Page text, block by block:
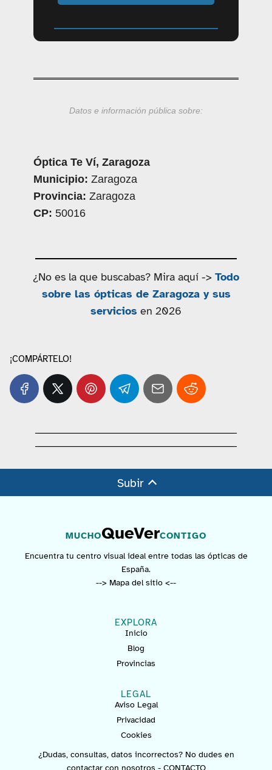
Datos e información pública sobre:
Óptica Te Ví, Zaragoza
Municipio: Zaragoza
Provincia: Zaragoza
CP: 50016
¿No es la que buscabas? Mira aquí -> Todo
sobre las ópticas de Zaragoza y sus
servicios en 2026
¡COMPÁRTELO!
Subir
MUCHOQueVerCONTIGO
Encuentra tu centro visual ideal entre todas las ópticas de
España.
--> Mapa del sitio <--
EXPLORA
Inicio
Blog
Provincias
LEGAL
Aviso Legal
Privacidad
Cookies
¿Dudas, consultas, datos incorrectos? No dudes en
contactar con nosotros - CONTACTO